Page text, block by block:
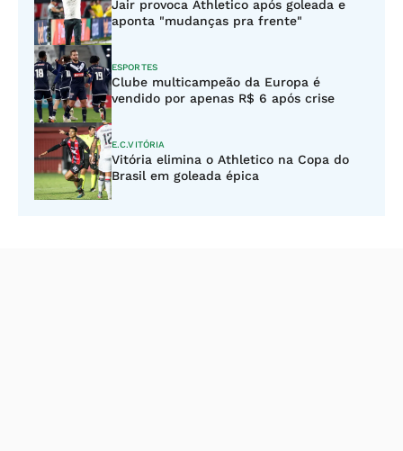
Jair provoca Athletico após goleada e
aponta "mudanças pra frente"
ESPORTES
Clube multicampeão da Europa é
vendido por apenas R$ 6 após crise
E.C.VITÓRIA
Vitória elimina o Athletico na Copa do
Brasil em goleada épica